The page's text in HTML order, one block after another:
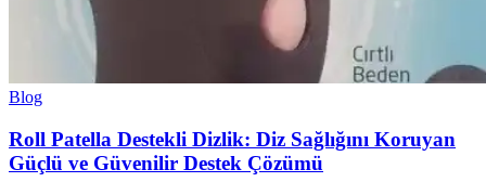
Blog
Roll Patella Destekli Dizlik: Diz Sağlığını Koruyan
Güçlü ve Güvenilir Destek Çözümü